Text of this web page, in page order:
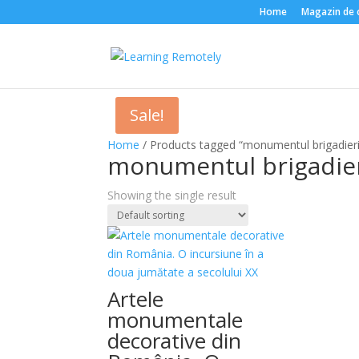
Home Magazin de
Home / Products tagged “monumentul
monumentul
Showing the single result
Sale!
Artele
monumentale
decorative din